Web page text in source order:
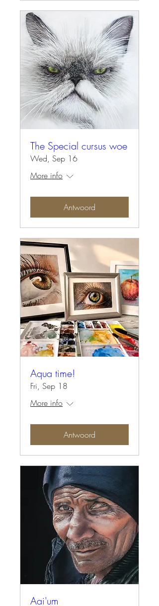
The Special cursus woe
Wed, Sep 16
More info
Antwoord
Aqua time!
Fri, Sep 18
More info
Antwoord
Aai'um